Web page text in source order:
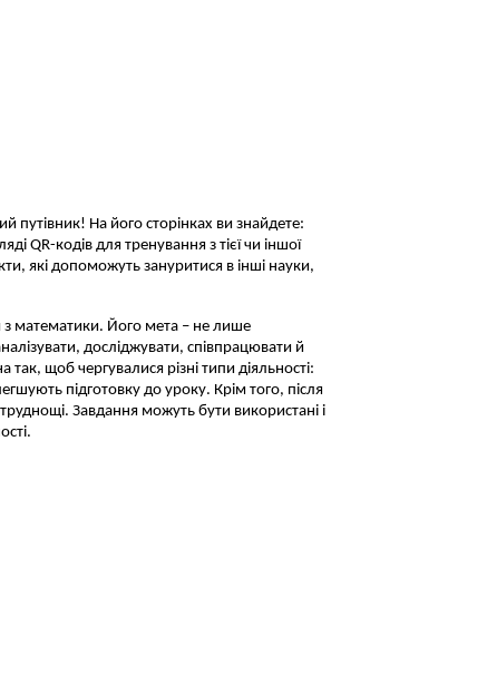
путівник! На його сторінках ви знайдете:
QR-кодів для тренування з тієї чи іншої
які допоможуть зануритися в інші науки,
з математики. Його мета – не лише
досліджувати, співпрацювати й
щоб чергувалися різні типи діяльності:
підготовку до уроку. Крім того, після
Завдання можуть бути використані і